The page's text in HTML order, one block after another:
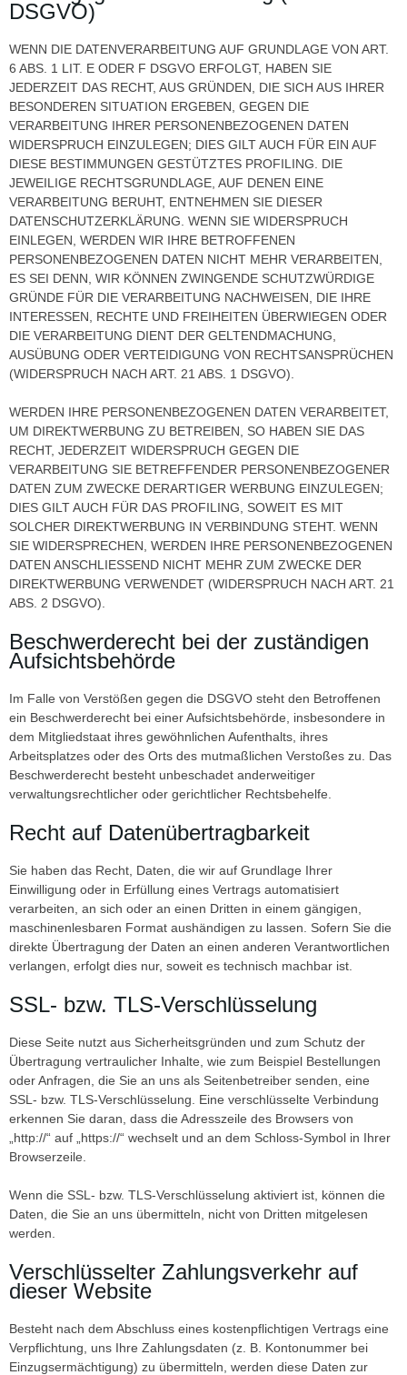
DSGVO)
WENN DIE DATENVERARBEITUNG AUF GRUNDLAGE VON ART.
6 ABS. 1 LIT. E ODER F DSGVO ERFOLGT, HABEN SIE
JEDERZEIT DAS RECHT, AUS GRÜNDEN, DIE SICH AUS IHRER
BESONDEREN SITUATION ERGEBEN, GEGEN DIE
VERARBEITUNG IHRER PERSONENBEZOGENEN DATEN
WIDERSPRUCH EINZULEGEN; DIES GILT AUCH FÜR EIN AUF
DIESE BESTIMMUNGEN GESTÜTZTES PROFILING. DIE
JEWEILIGE RECHTSGRUNDLAGE, AUF DENEN EINE
VERARBEITUNG BERUHT, ENTNEHMEN SIE DIESER
DATENSCHUTZERKLÄRUNG. WENN SIE WIDERSPRUCH
EINLEGEN, WERDEN WIR IHRE BETROFFENEN
PERSONENBEZOGENEN DATEN NICHT MEHR VERARBEITEN,
ES SEI DENN, WIR KÖNNEN ZWINGENDE SCHUTZWÜRDIGE
GRÜNDE FÜR DIE VERARBEITUNG NACHWEISEN, DIE IHRE
INTERESSEN, RECHTE UND FREIHEITEN ÜBERWIEGEN ODER
DIE VERARBEITUNG DIENT DER GELTENDMACHUNG,
AUSÜBUNG ODER VERTEIDIGUNG VON RECHTSANSPRÜCHEN
(WIDERSPRUCH NACH ART. 21 ABS. 1 DSGVO).
WERDEN IHRE PERSONENBEZOGENEN DATEN VERARBEITET,
UM DIREKTWERBUNG ZU BETREIBEN, SO HABEN SIE DAS
RECHT, JEDERZEIT WIDERSPRUCH GEGEN DIE
VERARBEITUNG SIE BETREFFENDER PERSONENBEZOGENER
DATEN ZUM ZWECKE DERARTIGER WERBUNG EINZULEGEN;
DIES GILT AUCH FÜR DAS PROFILING, SOWEIT ES MIT
SOLCHER DIREKTWERBUNG IN VERBINDUNG STEHT. WENN
SIE WIDERSPRECHEN, WERDEN IHRE PERSONENBEZOGENEN
DATEN ANSCHLIESSEND NICHT MEHR ZUM ZWECKE DER
DIREKTWERBUNG VERWENDET (WIDERSPRUCH NACH ART. 21
ABS. 2 DSGVO).
Beschwerderecht bei der zuständigen
Aufsichtsbehörde
Im Falle von Verstößen gegen die DSGVO steht den Betroffenen
ein Beschwerderecht bei einer Aufsichtsbehörde, insbesondere in
dem Mitgliedstaat ihres gewöhnlichen Aufenthalts, ihres
Arbeitsplatzes oder des Orts des mutmaßlichen Verstoßes zu. Das
Beschwerderecht besteht unbeschadet anderweitiger
verwaltungsrechtlicher oder gerichtlicher Rechtsbehelfe.
Recht auf Datenübertragbarkeit
Sie haben das Recht, Daten, die wir auf Grundlage Ihrer
Einwilligung oder in Erfüllung eines Vertrags automatisiert
verarbeiten, an sich oder an einen Dritten in einem gängigen,
maschinenlesbaren Format aushändigen zu lassen. Sofern Sie die
direkte Übertragung der Daten an einen anderen Verantwortlichen
verlangen, erfolgt dies nur, soweit es technisch machbar ist.
SSL- bzw. TLS-Verschlüsselung
Diese Seite nutzt aus Sicherheitsgründen und zum Schutz der
Übertragung vertraulicher Inhalte, wie zum Beispiel Bestellungen
oder Anfragen, die Sie an uns als Seitenbetreiber senden, eine
SSL- bzw. TLS-Verschlüsselung. Eine verschlüsselte Verbindung
erkennen Sie daran, dass die Adresszeile des Browsers von
„http://“ auf „https://“ wechselt und an dem Schloss-Symbol in Ihrer
Browserzeile.
Wenn die SSL- bzw. TLS-Verschlüsselung aktiviert ist, können die
Daten, die Sie an uns übermitteln, nicht von Dritten mitgelesen
werden.
Verschlüsselter Zahlungsverkehr auf
dieser Website
Besteht nach dem Abschluss eines kostenpflichtigen Vertrags eine
Verpflichtung, uns Ihre Zahlungsdaten (z. B. Kontonummer bei
Einzugsermächtigung) zu übermitteln, werden diese Daten zur